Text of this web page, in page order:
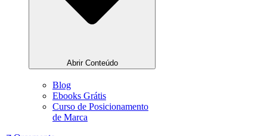
Abrir Conteúdo
Blog
Ebooks Grátis
Curso de Posicionamento
de Marca